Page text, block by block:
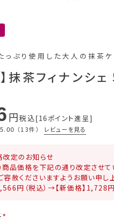
っぷり使用した大人の抹茶ケ
】抹茶フィナンシ
税込 16ポイント進呈
5.00 （13件） レビューを見る
改定のお知らせ
品価格を下記の通り改定させて
容赦くださいますようお願い申し
円（税込）→【新価格】1,728円